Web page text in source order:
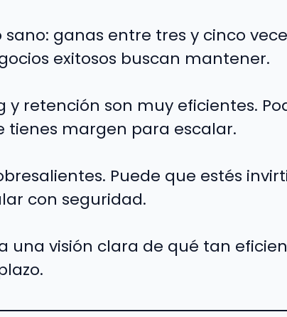
ganas entre tres y cinco
exitosos buscan mantener.
retención son muy eficientes.
tienes margen para escalar.
Puede que estés
con seguridad.
una visión clara de qué tan